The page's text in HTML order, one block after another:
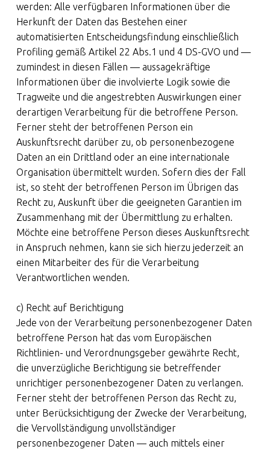
werden: Alle verfügbaren Informationen über die
Herkunft der Daten das Bestehen einer
automatisierten Entscheidungsfindung einschließlich
Profiling gemäß Artikel 22 Abs.1 und 4 DS-GVO und —
zumindest in diesen Fällen — aussagekräftige
Informationen über die involvierte Logik sowie die
Tragweite und die angestrebten Auswirkungen einer
derartigen Verarbeitung für die betroffene Person.
Ferner steht der betroffenen Person ein
Auskunftsrecht darüber zu, ob personenbezogene
Daten an ein Drittland oder an eine internationale
Organisation übermittelt wurden. Sofern dies der Fall
ist, so steht der betroffenen Person im Übrigen das
Recht zu, Auskunft über die geeigneten Garantien im
Zusammenhang mit der Übermittlung zu erhalten.
Möchte eine betroffene Person dieses Auskunftsrecht
in Anspruch nehmen, kann sie sich hierzu jederzeit an
einen Mitarbeiter des für die Verarbeitung
Verantwortlichen wenden.
c) Recht auf Berichtigung
Jede von der Verarbeitung personenbezogener Daten
betroffene Person hat das vom Europäischen
Richtlinien- und Verordnungsgeber gewährte Recht,
die unverzügliche Berichtigung sie betreffender
unrichtiger personenbezogener Daten zu verlangen.
Ferner steht der betroffenen Person das Recht zu,
unter Berücksichtigung der Zwecke der Verarbeitung,
die Vervollständigung unvollständiger
personenbezogener Daten — auch mittels einer